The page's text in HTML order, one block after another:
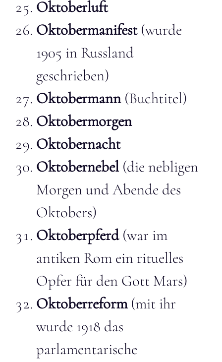
Oktoberluft
Oktobermanifest(wurde
1905 in Russland
geschrieben)
Oktobermann(Buchtitel)
Oktobermorgen
Oktobernacht
Oktobernebel (die nebligen
Morgen und Abende des
Oktobers)
Oktoberpferd(war im
antiken Rom ein rituelles
Opfer für den Gott Mars)
Oktoberreform(mit ihr
wurde 1918 das
parlamentarische